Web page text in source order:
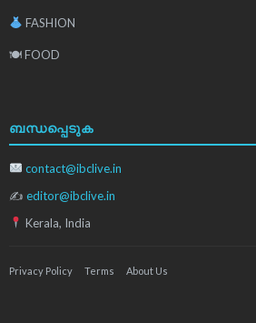
FASHION
🍽 FOOD
ബന്ധപ്പെടുക
contact@ibclive.in
✍ editor@ibclive.in
Kerala, India
Privacy Policy Terms About Us